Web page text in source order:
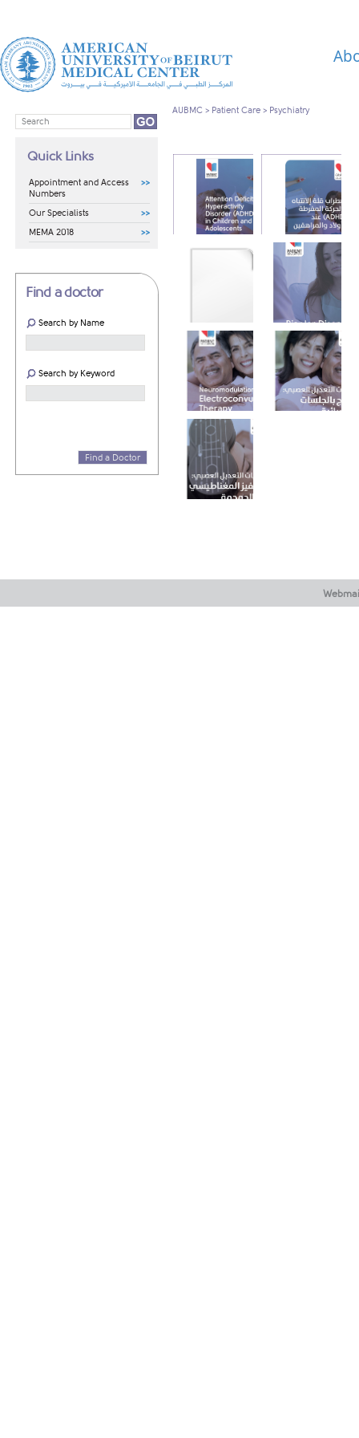
Quick Links
Appointment and Access
Numbers
Our Specialists
MEMA 2018
Find a doctor
Search by Name
Search by Keyword
Find a Doctor
AUBMC > Patient Care > Psychiatry
Hyperactivity Disorderوالحركة المفرطة عند
الأطفال والمراهقين
التوحد عند الأولاد
والمراهقين
Bipolar Disorder
Electroconvulsive
Therapy